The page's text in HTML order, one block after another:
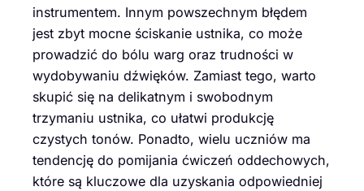
instrumentem. Innym powszechnym błędem
jest zbyt mocne ściskanie ustnika, co może
prowadzić do bólu warg oraz trudności w
wydobywaniu dźwięków. Zamiast tego, warto
skupić się na delikatnym i swobodnym
trzymaniu ustnika, co ułatwi produkcję
czystych tonów. Ponadto, wielu uczniów ma
tendencję do pomijania ćwiczeń oddechowych,
które są kluczowe dla uzyskania odpowiedniej